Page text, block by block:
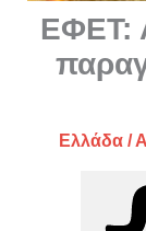
ΕΦΕΤ:
Ελλάδα /